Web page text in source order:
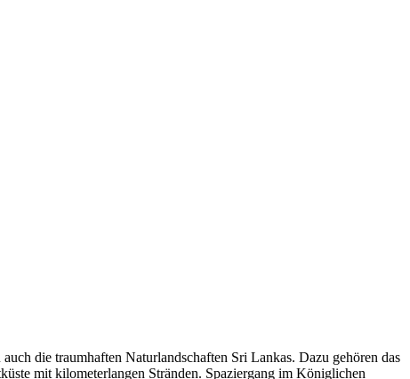
die traumhaften Naturlandschaften Sri Lankas. Dazu gehören das
mit kilometerlangen Stränden. Spaziergang im Königlichen